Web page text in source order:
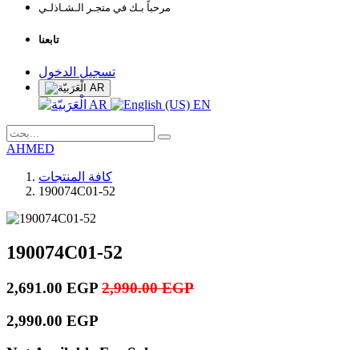
مرحباً بـك في متجـر الـشـاذلـي
تابعنا
تسجيل الدخول
AR
AR EN
AHMED
كافة المنتجات
190074C01-52
190074C01-52
2,691.00 EGP 2,990.00EGP
2,990.00 EGP